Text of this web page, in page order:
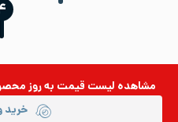
مشاهده لیست قیمت به روز
خرید